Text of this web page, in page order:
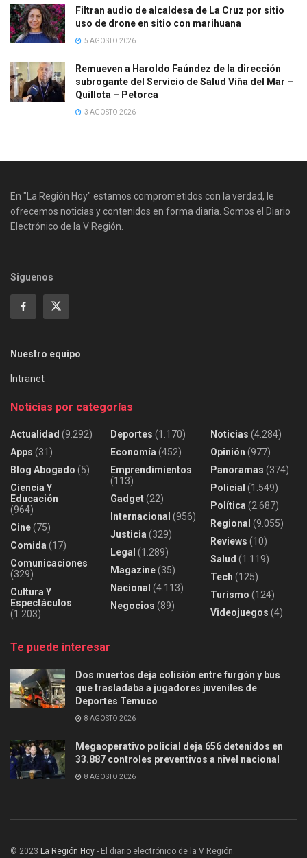
Filtran audio de alcaldesa de La Cruz por sitio
uso de drone en sitio con marihuana
5 AGOSTO 2026
Remueven a Haroldo Faúndez de la dirección
subrogante del Servicio de Salud Viña del Mar –
Quillota – Petorca
3 AGOSTO 2026
En "La Región Hoy" estamos comprometidos con la verdad, le
ofrecemos noticias y contenidos en forma diaria. Somos el Diario
Electrónico de la V Región.
Siguenos
Nuestro equipo
Intranet
Noticias por categorías
Actualidad (9.292)
Apps (31)
Blog Abogado (5)
Ciencia Y
Educación
(964)
Cine(75)
Comida (17)
Comunicaciones
(329)
Cultura Y
Espectáculos
(1.203)
Deportes (1.170)
Economía (452)
Emprendimientos
(113)
Gadget(22)
Internacional (956)
Justicia (329)
Legal (1.289)
Magazine(35)
Nacional (4.113)
Negocios (89)
Noticias (4.284)
Opinión (977)
Panoramas (374)
Policial (1.549)
Política (2.687)
Regional (9.055)
Reviews (10)
Salud (1.119)
Tech (125)
Turismo (124)
Videojuegos (4)
Te puede interesar
Dos muertos deja colisión entre furgón y bus
que trasladaba a jugadores juveniles de
Deportes Temuco
8 AGOSTO 2026
Megaoperativo policial deja 656 detenidos en
33.887 controles preventivos a nivel nacional
8 AGOSTO 2026
© 2023 La Región Hoy - El diario electrónico de la V Región.